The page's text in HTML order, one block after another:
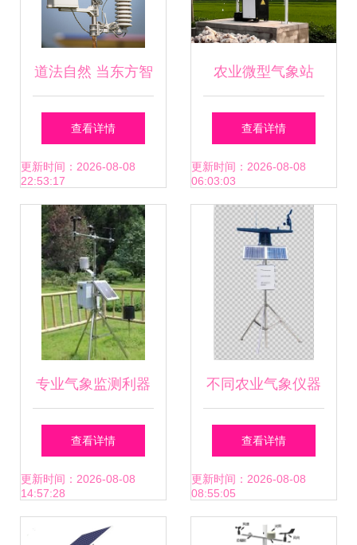
道法自然 当东方智
慧呼吸于气象仪器
设计
查看详情
更新时间：2026-08-08
22:53:17
农业微型气象站
2023年开发利用气
候资源的新利器
（热点解析）
查看详情
更新时间：2026-08-08
06:03:03
专业气象监测利器
| YK-H1-4六要素气
象站精准实测环境
数据|
查看详情
更新时间：2026-08-08
14:57:28
不同农业气象仪器
的用途
查看详情
更新时间：2026-08-08
08:55:05